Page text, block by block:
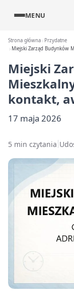
MENU
Strona główna
Przydatne
Miejski Zarząd Budynków
Miejski
kontakt,
17 maja 2026
5 min czytania